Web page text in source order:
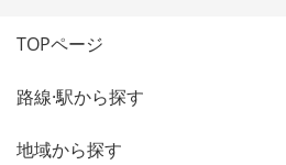
TOPページ
路線·駅から探す
地域から探す